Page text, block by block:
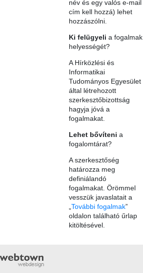
név és egy valós e-mail
cím kell hozzá) lehet
hozzászólni.
Ki felügyeli a fogalmak
helyességét?
A Hírközlési és
Informatikai
Tudományos Egyesület
által létrehozott
szerkesztőbizottság
hagyja jóvá a
fogalmakat.
Lehet bővíteni a
fogalomtárat?
A szerkesztőség
határozza meg
definiálandó
fogalmakat. Örömmel
vesszük javaslatait a
További fogalmak”
oldalon található űrlap
kitöltésével.